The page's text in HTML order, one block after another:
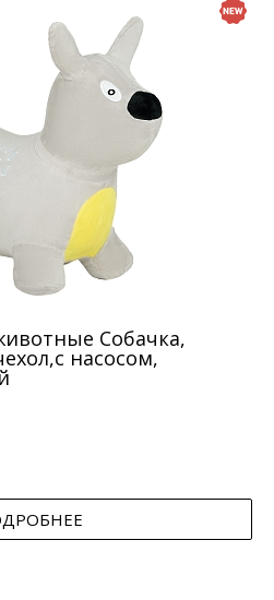
Собачка,
насосом,